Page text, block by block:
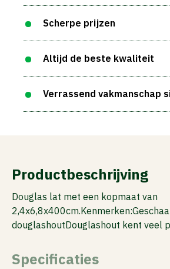
Scherpe prijzen
Altijd de beste kwaliteit
Verrassend vakmanschap
Productbeschrijving
Douglas lat met een kopmaat van
douglashoutDouglashout kent veel
Specificaties